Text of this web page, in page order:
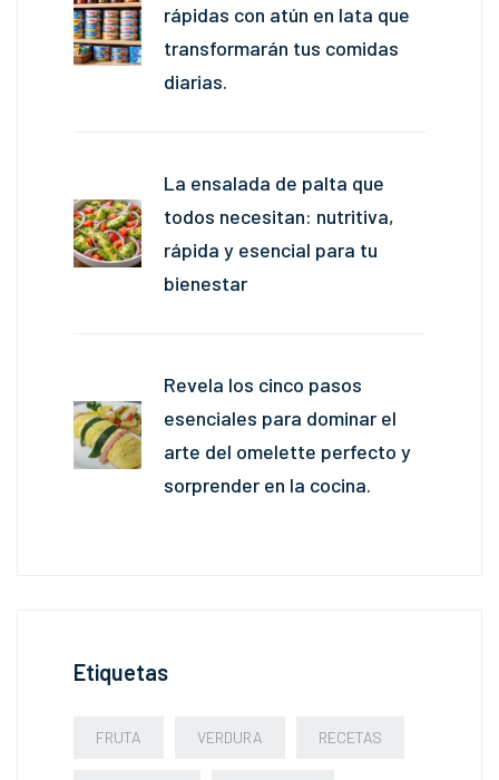
rápidas con atún en lata que
transformarán tus comidas
diarias.
La ensalada de palta que
todos necesitan: nutritiva,
rápida y esencial para tu
bienestar
Revela los cinco pasos
esenciales para dominar el
arte del omelette perfecto y
sorprender en la cocina.
Etiquetas
FRUTA VERDURA RECETAS